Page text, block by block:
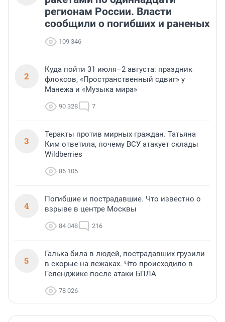
регионам России. Власти
сообщили о погибших и раненых
109 346
2
Куда пойти 31 июля–2 августа: праздник
флоксов, «Пространственный сдвиг» у
Манежа и «Музыка мира»
90 328 7
3
Теракты против мирных граждан. Татьяна
Ким ответила, почему ВСУ атакует склады
Wildberries
86 105
4
Погибшие и пострадавшие. Что известно о
взрыве в центре Москвы
84 048 216
5
Галька била в людей, пострадавших грузили
в скорые на лежаках. Что происходило в
Геленджике после атаки БПЛА
78 026